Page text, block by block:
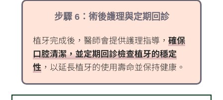
步驟 6：術後護理與定期回診
植牙完成後，醫師會提供護理指導，確保
口腔清潔，並定期回診檢查植牙的穩定
性 ，以延長植牙的使用壽命並保持健康。